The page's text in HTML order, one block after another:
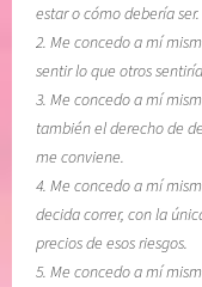
estar o cómo debería ser.
2. Me concedo a mí
sentir lo que otros
3. Me concedo a mí
también el derecho de
me conviene.
4. Me concedo a mí
decida correr, con la
precios de esos riesgos.
5. Me concedo a mí